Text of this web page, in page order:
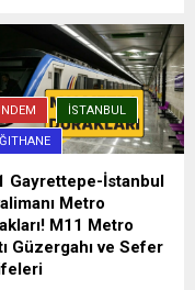
şube
ekipler
Uygulama
durdurulan
detaylı ...
İSTANBUL
Gayrettepe-İstanbul
Metro
M11 Metro
Güzergahı ve Sefer